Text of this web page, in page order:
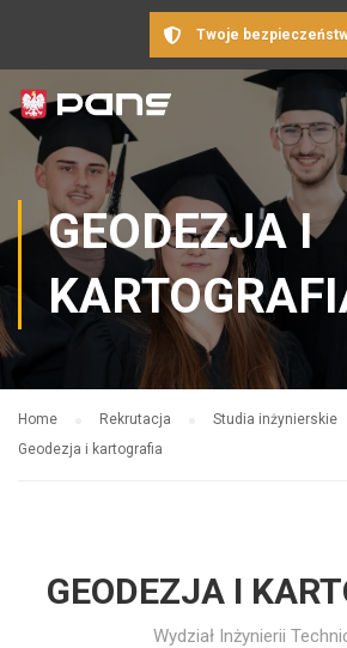
Twoje
GEODEZJA I
Home Rekrutacja
Studia inżynierskie
Geodezja i kartografia
GEODEZJA I
Wydział Inżynierii